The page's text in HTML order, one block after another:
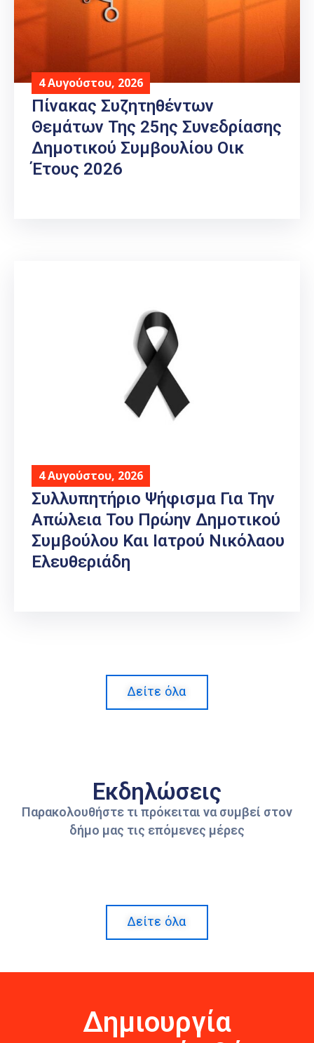
4 Αυγούστου, 2026
Πίνακας Συζητηθέντων
Θεμάτων Της 25ης Συνεδρίασης
Δημοτικού Συμβουλίου Οικ
Έτους 2026
4 Αυγούστου, 2026
Συλλυπητήριο Ψήφισμα Για Την
Απώλεια Του Πρώην Δημοτικού
Συμβούλου Και Ιατρού Νικόλαου
Ελευθεριάδη
Δείτε όλα
Εκδηλώσεις
Παρακολουθήστε τι πρόκειται να συμβεί στον
δήμο μας τις επόμενες μέρες
Δείτε όλα
Δημιουργία